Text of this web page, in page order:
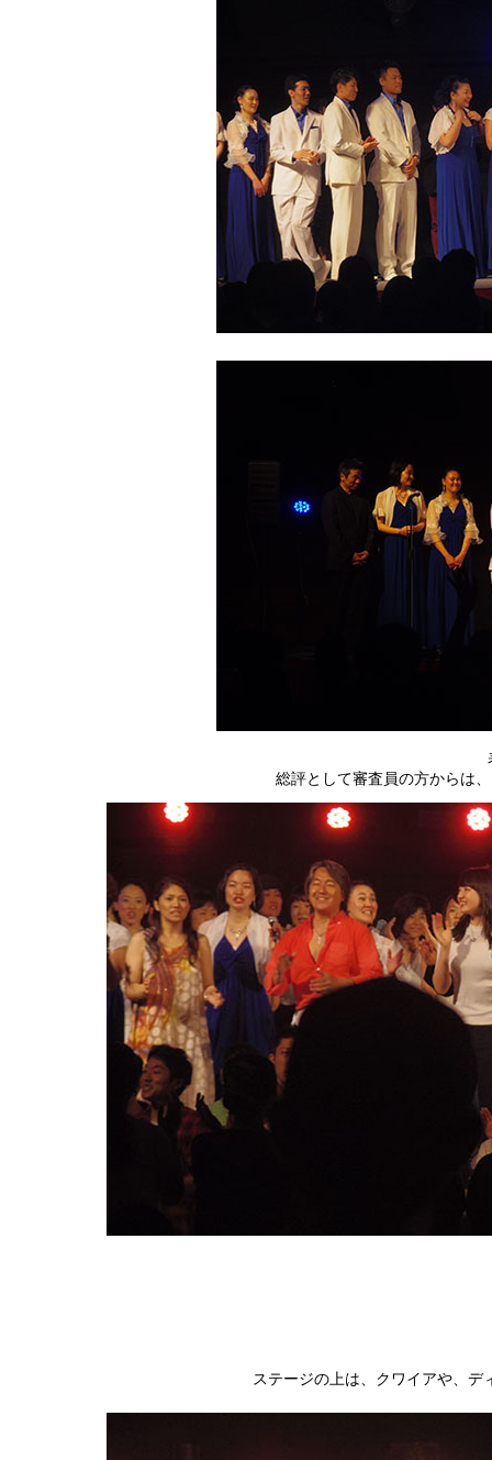
総評として審査員の方からは
ステージの上は、クワイアや、